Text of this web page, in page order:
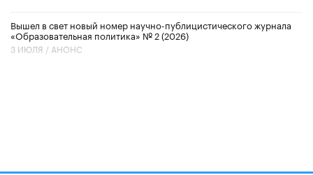
Вышел в свет новый номер научно-публицистического журнала
«Образовательная политика» № 2 (2026)
3 ИЮЛЯ / АНОНС